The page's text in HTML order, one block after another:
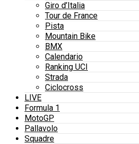
Giro d’Italia
Tour de France
Pista
Mountain Bike
BMX
Calendario
Ranking UCI
Strada
Ciclocross
LIVE
Formula 1
MotoGP
Pallavolo
Squadre